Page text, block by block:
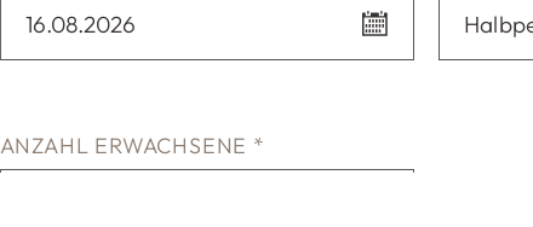
16.08.2026
ANZAHL ERWACHSENE *